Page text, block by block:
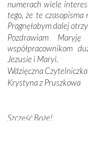
przewodników o
zwycięskich bitwach i
kochanków.
Byli tym razem
każdego spośród
liczył sobie 13 lat,
Całe życie
Nasza pielgrzymka nie
Oprócz
numerach wiele
tego, że te
Pragnęłabym dalej
Pozdrawiam
współpracownikom
Jezusie i Maryi.
Wdzięczna Czytelniczka
Krystyna z Pruszkowa
Szczęść Boże!